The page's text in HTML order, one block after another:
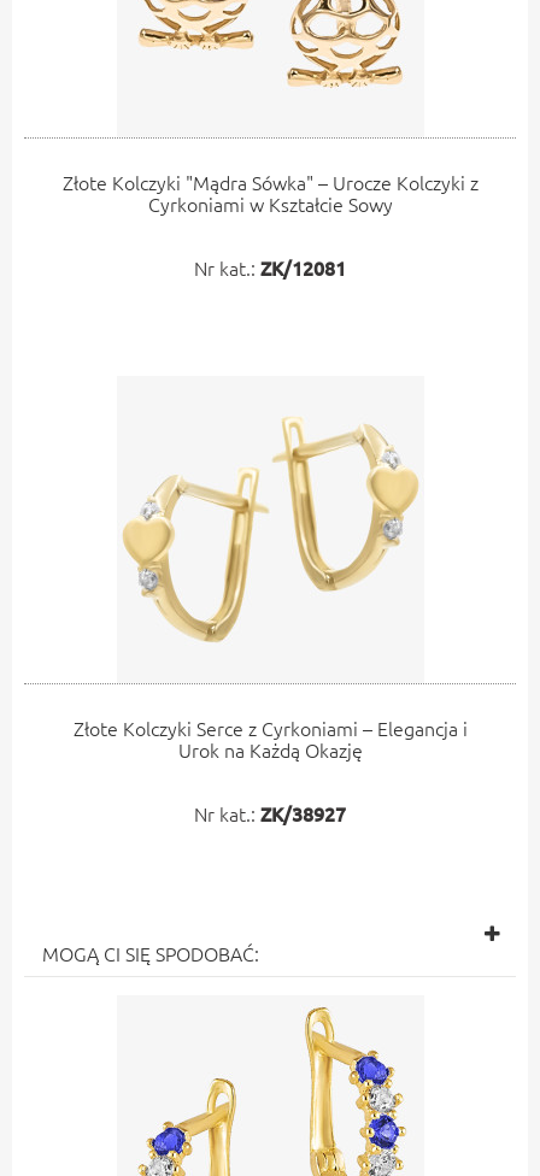
Złote Kolczyki "Mądra Sówka" – Urocze Kolczyki z
Cyrkoniami w Kształcie Sowy
Nr kat.: ZK/12081
Złote Kolczyki Serce z Cyrkoniami – Elegancja i
Urok na Każdą Okazję
Nr kat.: ZK/38927
MOGĄ CI SIĘ SPODOBAĆ: